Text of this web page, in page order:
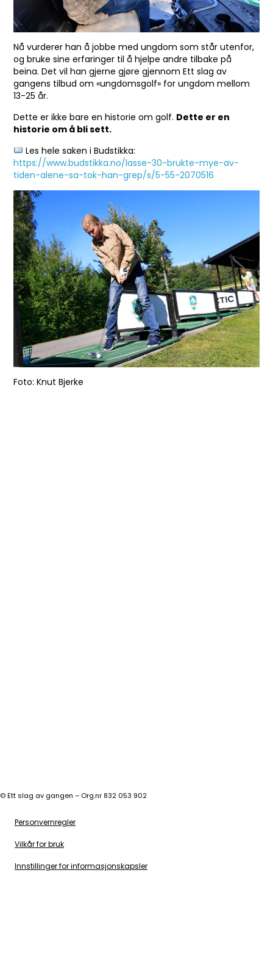
Nå vurderer han å jobbe med ungdom som står utenfor,
og bruke sine erfaringer til å hjelpe andre tilbake på
beina. Det vil han gjerne gjøre gjennom Ett slag av
gangens tilbud om «ungdomsgolf» for ungdom mellom
13-25 år.
Dette er ikke bare en historie om golf. Dette er en
historie om å bli sett.
Les hele saken i Budstikka:
https://www.budstikka.no/lasse-30-brukte-mye-av-
tiden-alene-sa-tok-han-grep/s/5-55-2070516
Foto: Knut Bjerke
©Ett slag av gangen – Org.nr 832 053 902
Personvernregler
Vilkår for bruk
Innstillinger for informasjonskapsler